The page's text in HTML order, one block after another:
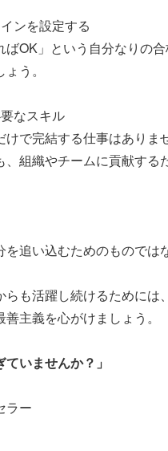
ンを設定する
ばOK」という自分なりの
う。
なスキル
で完結する仕事はありま
、組織やチームに貢献す
を追い込むためのもので
も活躍し続けるために
主義を心がけましょう。
いませんか？」
ラー